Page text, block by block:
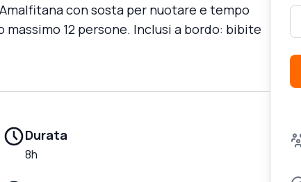
con sosta per nuotare e tempo
12 persone. Inclusi a bordo: bibite
Durata
8h